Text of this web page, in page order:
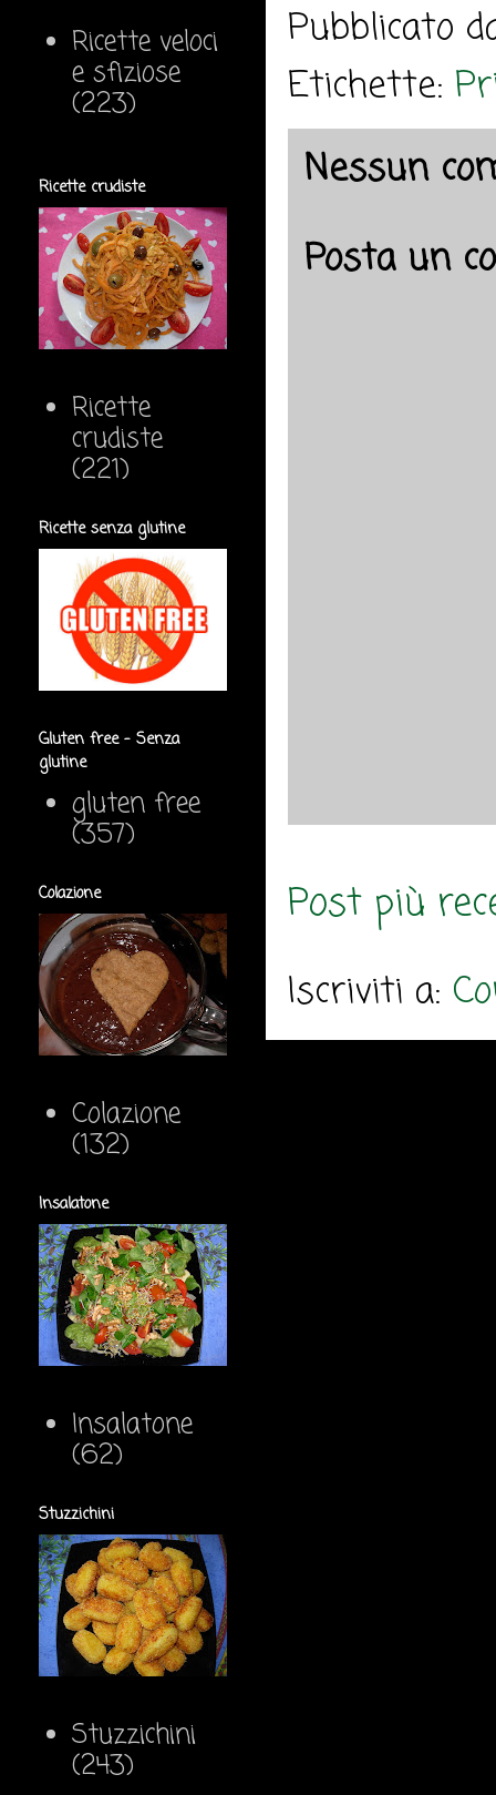
Pubblicato
Etichette:
Nessun
Posta un
Post più
Iscriviti a:
Ricette veloci
e sfiziose
(223)
Ricette crudiste
Ricette
crudiste
(221)
Ricette senza glutine
Gluten free - Senza
glutine
gluten free
(357)
Colazione
Colazione
(132)
Insalatone
Insalatone
(62)
Stuzzichini
Stuzzichini
(243)